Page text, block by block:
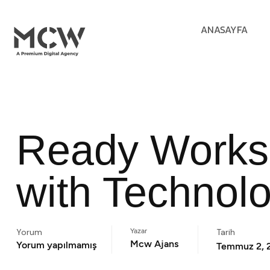
ANASAYFA
Ready
with
Yorum
Yorum yapılmamış
Yazar
Mcw Ajans
Tarih
Temmuz 2,